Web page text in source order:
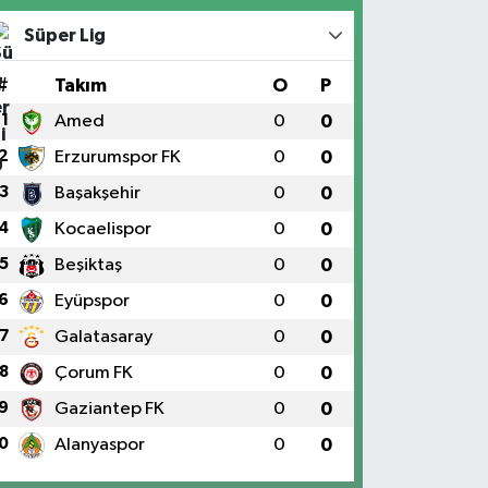
Süper Lig
Takım O P
1 Amed 0 0
Erzurumspor FK 0 0
3 Başakşehir 0 0
Kocaelispor 0 0
5 Beşiktaş 0 0
Eyüpspor 0 0
7 Galatasaray 0 0
8 Çorum FK 0 0
Gaziantep FK 0 0
Alanyaspor 0 0